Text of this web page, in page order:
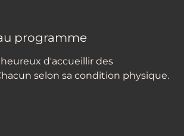
programme
d'accueillir des
selon sa condition physique.